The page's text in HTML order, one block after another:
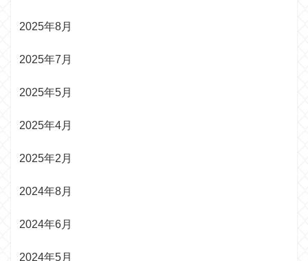
2025年8月
2025年7月
2025年5月
2025年4月
2025年2月
2024年8月
2024年6月
2024年5月